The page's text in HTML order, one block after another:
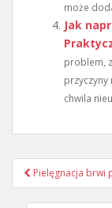
może
Jak
problem,
przyczyny
chwila
Nawigacja
wpisu
Pielęgnacja brwi